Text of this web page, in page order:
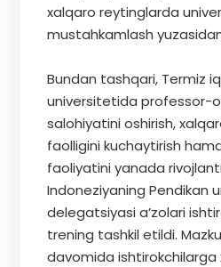
xalqaro reytinglarda
mustahkamlash
Bundan tashqari, Termiz
universitetida professor-
salohiyatini oshirish,
faolligini kuchaytirish
faoliyatini yanada
Indoneziyaning Pendikan
delegatsiyasi a’zolari
trening tashkil etildi.
davomida ishtirokchilarga